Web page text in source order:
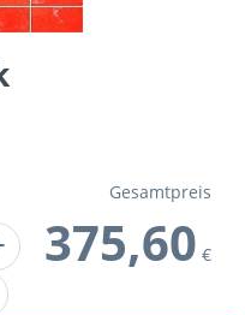
Gesamtpreis
375,60 €